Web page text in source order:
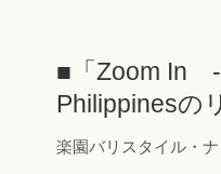
■「Zoom In -
Philippinesの
楽園バリスタイル・